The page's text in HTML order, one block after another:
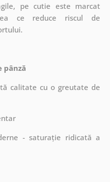
pe cutie este marcat
ce reduce riscul de
pânză
calitate cu o greutate de
- saturație ridicată a